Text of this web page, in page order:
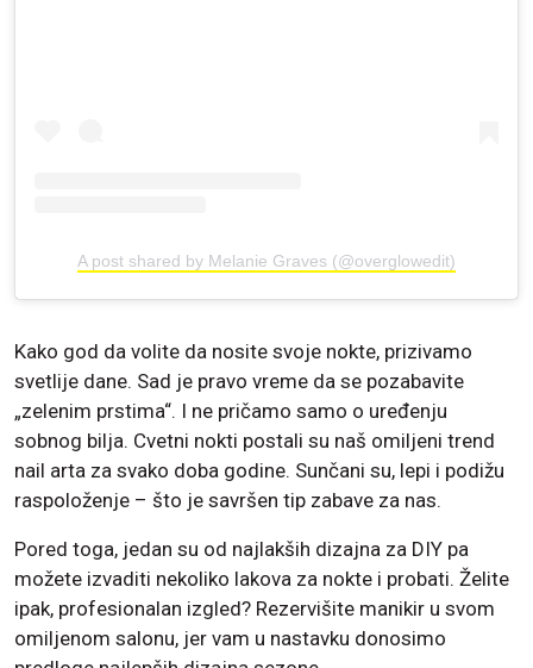
A post shared by Melanie Graves (@overglowedit)
Kako god da volite da nosite svoje nokte, prizivamo
svetlije dane. Sad je pravo vreme da se pozabavite
„zelenim prstima“. I ne pričamo samo o uređenju
sobnog bilja. Cvetni nokti postali su naš omiljeni trend
nail arta za svako doba godine. Sunčani su, lepi i podižu
raspoloženje – što je savršen tip zabave za nas.
Pored toga, jedan su od najlakših dizajna za DIY pa
možete izvaditi nekoliko lakova za nokte i probati. Želite
ipak, profesionalan izgled? Rezervišite manikir u svom
omiljenom salonu, jer vam u nastavku donosimo